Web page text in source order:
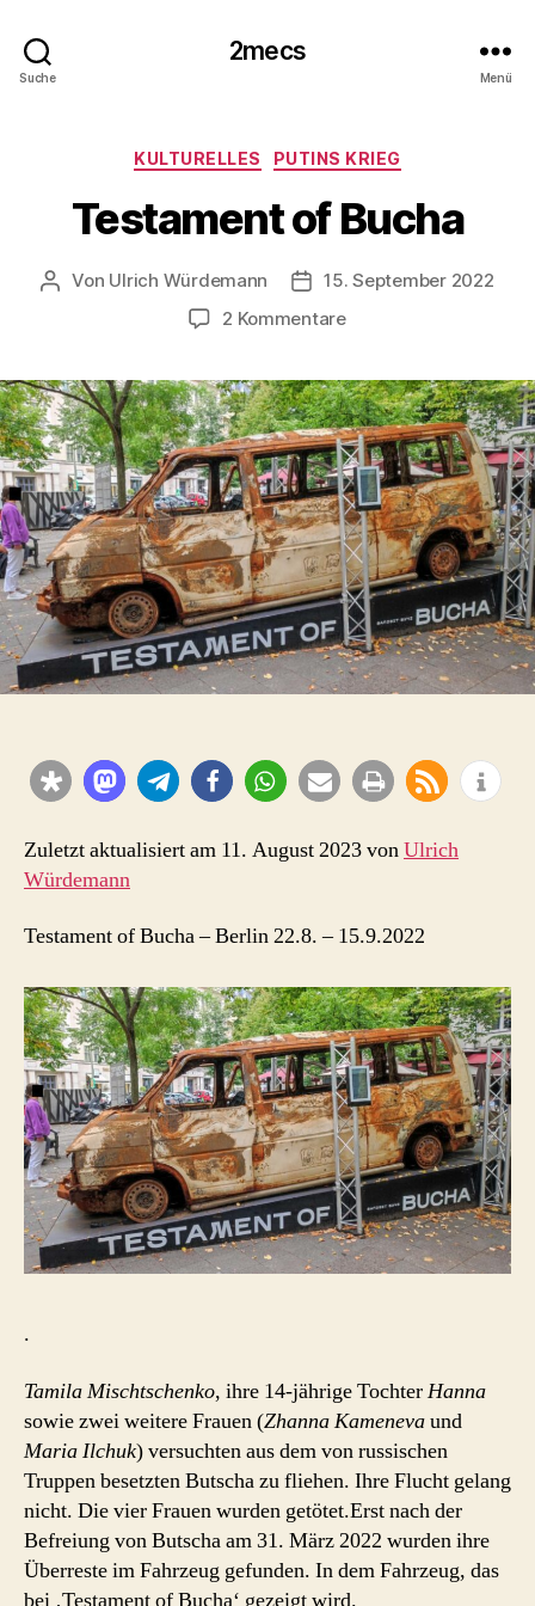
Suche
2mecs
Menü
Kategorien
KULTURELLES PUTINS KRIEG
Testament of Bucha
Beitragsautor
Von Ulrich Würdemann Beitragsdatum
15. September 2022
2 Kommentarezu
Bucha
Zuletzt aktualisiert am 11. August 2023 vonUlrich
Würdemann
Testament of Bucha – Berlin 22.8. – 15.9.2022
.
Tamila Mischtschenko, ihre 14-jährige TochterHanna
sowie zwei weitere Frauen (Zhanna Kamenevaund
Maria Ilchuk) versuchten aus dem von russischen
Truppen besetzten Butscha zu fliehen. Ihre Flucht gelang
nicht. Die vier Frauen wurden getötet.Erst nach der
Befreiung von Butscha am 31. März 2022 wurden ihre
Überreste im Fahrzeug gefunden. In dem Fahrzeug, das
bei ‚Testament of Bucha‘ gezeigt wird.